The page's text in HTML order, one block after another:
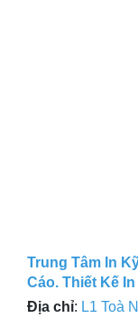
Trung Tâm In
Cáo. Thiết Kế
Địa chỉ: L1 Toà